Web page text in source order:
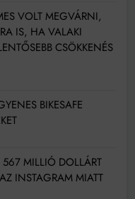
VOLT MEGVÁRNI,
IS, HA VALAKI
CSÖKKENÉS
BIKESAFE
567 MILLIÓ DOLLÁRT
INSTAGRAM MIATT